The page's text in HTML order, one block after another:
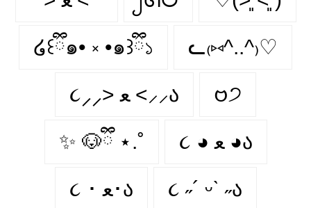
໒꒰ྀི๑• ༝ •๑꒱ྀི১ ᓚ₍⑅^..^₎♡
૮⸝⸝> ﻌ <⸝⸝ა 𑄝੭
✨ 🐶ྀི ⋆.˚ ૮ ◕ ﻌ ◕ა
૮ ･ ﻌ･ა ૮ ˶´ ᵕˋ ˶ა